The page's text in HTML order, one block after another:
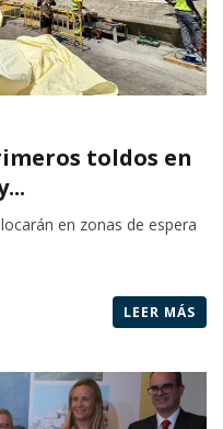
toldos en
en zonas de espera
LEER MÁS